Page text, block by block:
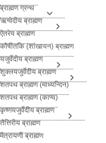
ब्राह्मण ग्रन्थ
ऋग्वेदीय ब्राह्मण
ऐतरेय ब्राह्मण
कौषीतकि (शांखायन) ब्राह्मण
यजुर्वेदीय ब्राह्मण
शुक्लयजुर्वेदीय ब्राह्मण
शतपथ ब्राह्मण (माध्यन्दिन)
शतपथ ब्राह्मण (काण्व)
कृष्णयजुर्वेदीय ब्राह्मण
तैत्तिरीय ब्राह्मण
मैत्रायणी ब्राह्मण